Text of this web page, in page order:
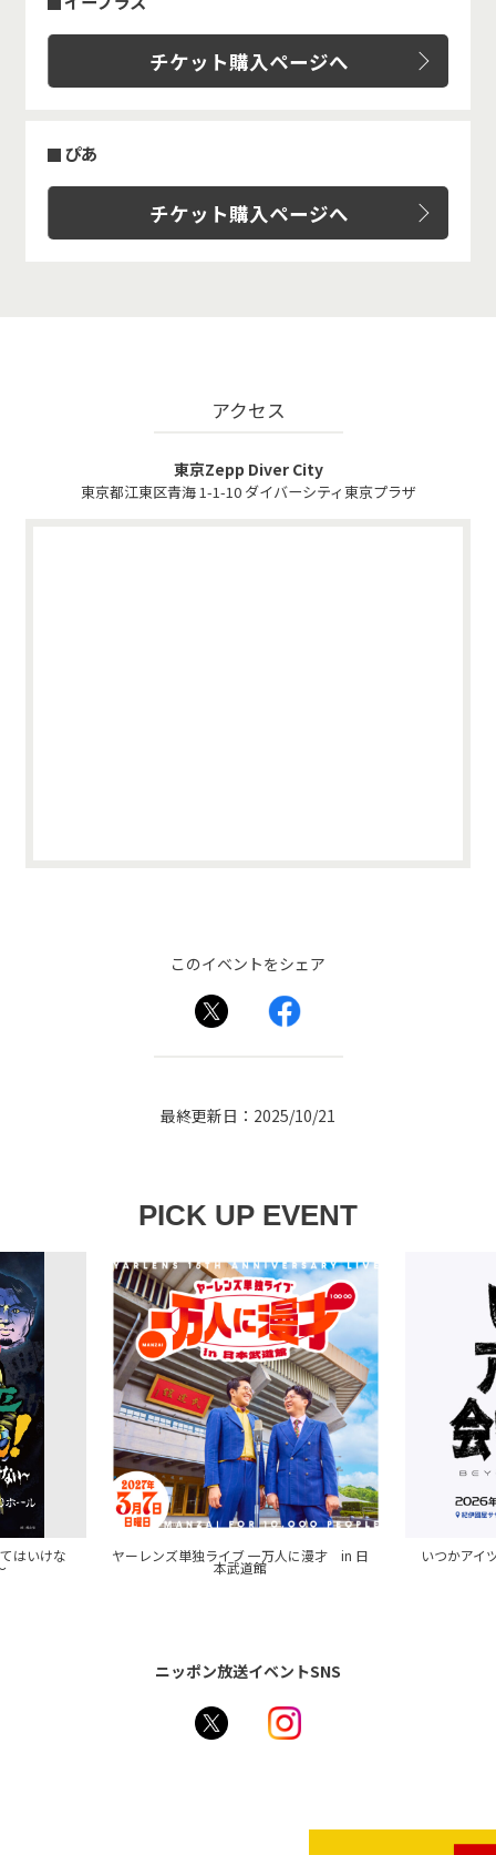
チケット購入ページへ
ぴあ
チケット購入ページへ
アクセス
東京Zepp Diver City
東京都江東区青海 1-1-10 ダイバーシティ東京プラザ
このイベントをシェア
最終更新日：2025/10/21
PICK UP EVENT
はいけな ヤーレンズ単独ライブ 一万人に漫才 in 日
本武道館
いつかアイ
ニッポン放送イベントSNS